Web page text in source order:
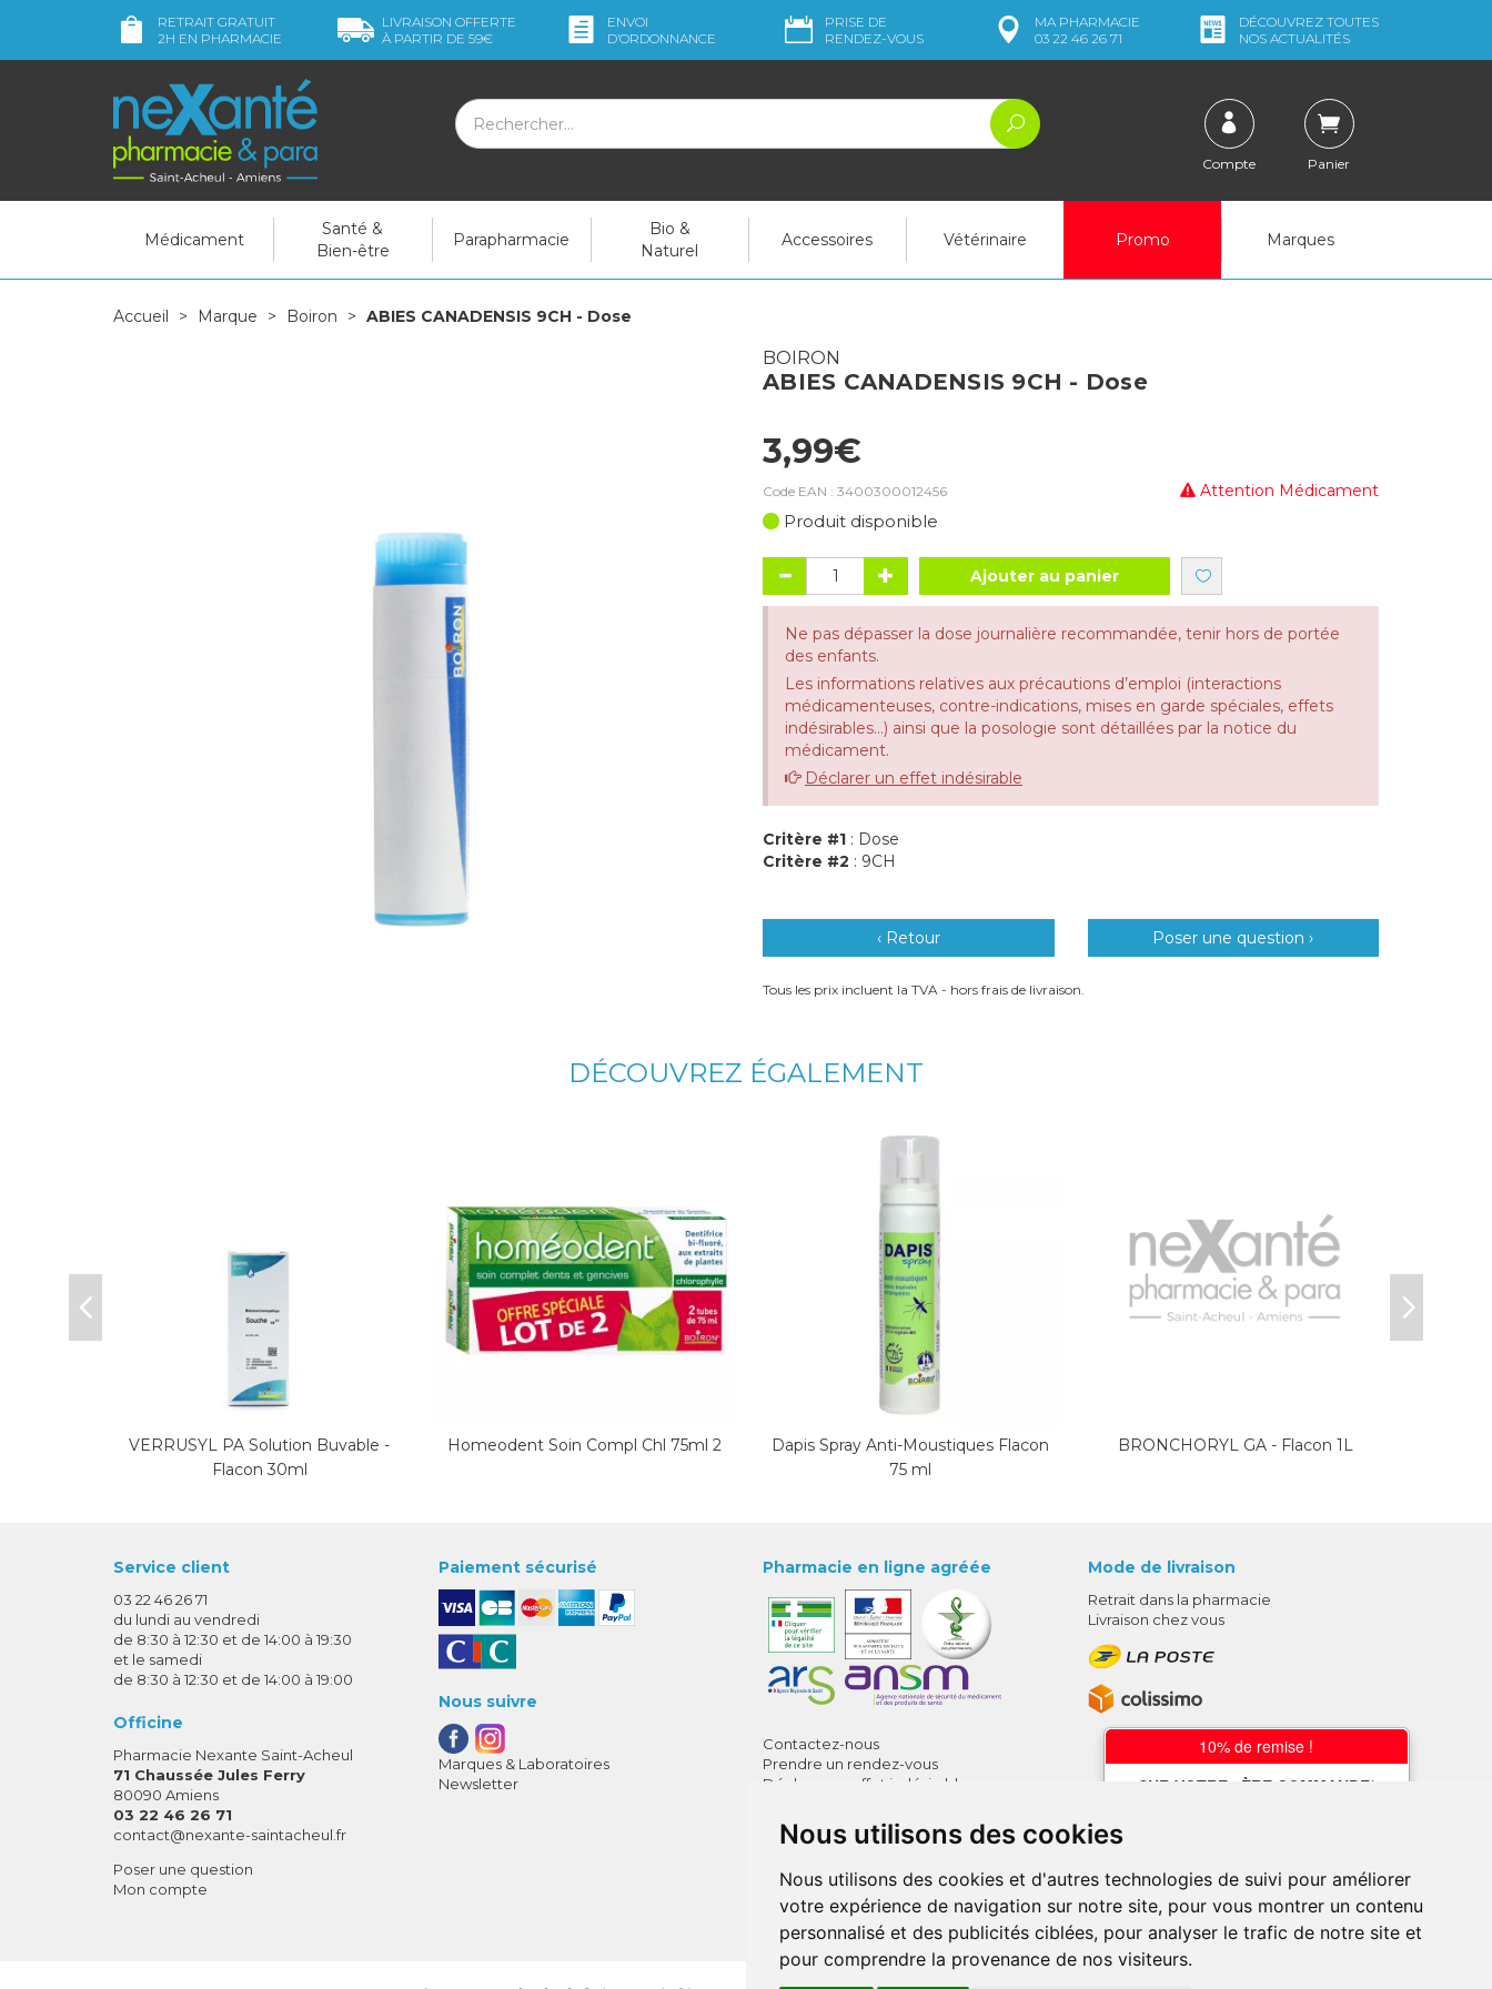
Nous utilisons des cookies
Nous utilisons des cookies et d'autres technologies de suivi pour améliorer
votre expérience de navigation sur notre site, pour vous montrer un contenu
personnalisé et des publicités ciblées, pour analyser le trafic de notre site et
pour comprendre la provenance de nos visiteurs.
RETRAIT GRATUIT
2H EN PHARMACIE
LIVRAISON OFFERTE
À PARTIR DE 59€
ENVOI
D’ORDONNANCE
PRISE DE
RENDEZ-VOUS
MAPHARMACIE
03 22 46 26 71
DÉCOUVREZ TOUTES
NOS ACTUALITÉS
Compte Panier
Médicament
Santé &
Bien-être
Parapharmacie
Bio &
Naturel
Accessoires Vétérinaire Promo Marques
Accueil Marque Boiron ABIES CANADENSIS 9CH - Dose
BOIRON
ABIES CANADENSIS 9CH - Dose
3,99€
Attention Médicament
Code EAN : 3400300012456
Produit disponible
Ajouter au panier
Ne pas dépasser la dose journalière recommandée, tenir hors de portée
des enfants.
Les informations relatives aux précautions d’emploi (interactions
médicamenteuses, contre-indications, mises en garde spéciales, effets
indésirables...) ainsi que la posologie sont détaillées par la notice du
médicament.
Déclarer un effet indésirable
Critère #1 : Dose
Critère #2 : 9CH
‹ Retour Poser une question ›
Tous les prix incluent la TVA - hors frais de livraison.
DÉCOUVREZ ÉGALEMENT
VERRUSYL PA Solution Buvable -
Flacon 30ml
Homeodent Soin Compl Chl 75ml 2
Dapis Spray Anti-Moustiques Flacon
75 ml
BRONCHORYL GA - Flacon 1L
Service client
03 22 46 26 71
du lundi au vendredi
de 8:30 à 12:30 et de 14:00 à 19:30
et le samedi
de 8:30 à 12:30 et de 14:00 à 19:00
Officine
Pharmacie Nexante Saint-Acheul
71 Chaussée Jules Ferry
80090 Amiens
03 22 46 26 71
contact-
@-
nexante-saintacheul.fr
Poser une question
Mon compte
Paiement sécurisé
Nous suivre
Marques & Laboratoires
Newsletter
Pharmacie en ligne agréée
Contactez-nous
Prendre un rendez-vous
Déclarer un effet indésirable
Mentions légales
Données personnelles
Mes préférences Cookies
Annuaire des pharmacies
Mode de livraison
Retrait dans la pharmacie
Livraison chez vous
10% de remise !
SUR VOTRE 1ÈRE COMMANDE*
* sans minimum d'achat , hors
médicaments et produits en offre,
utilisez le code au moment de la
validation du panier afin que la remise
soit prise en compte.